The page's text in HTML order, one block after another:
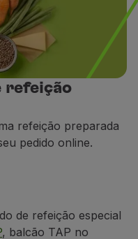
refeição
refeição preparada
pedido online.
de refeição especial
, balcão TAP no